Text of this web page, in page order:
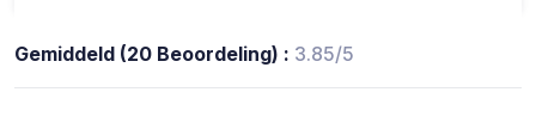
Gemiddeld (20 Beoordeling) : 3.85/5